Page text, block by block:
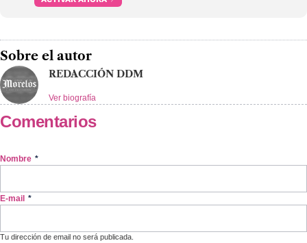
Sobre el autor
REDACCIÓN DDM
Ver biografía
Comentarios
Nombre *
E-mail *
Tu dirección de email no será publicada.